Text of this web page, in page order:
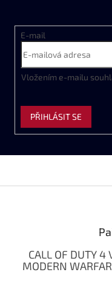
E-mail
Vložením e-mailu
PŘIHLÁSIT SE
CALL OF DUTY 4
MODERN